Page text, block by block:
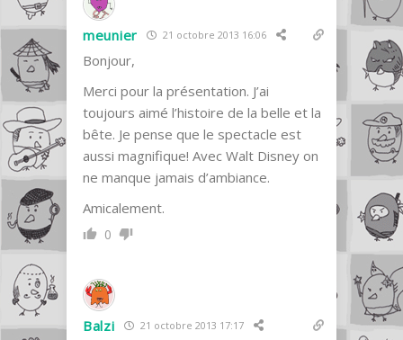
meunier 21 octobre 2013 16:06
Bonjour,
Merci pour la présentation. J’ai
toujours aimé l’histoire de la belle et la
bête. Je pense que le spectacle est
aussi magnifique! Avec Walt Disney on
ne manque jamais d’ambiance.
Amicalement.
0
Balzi 21 octobre 2013 17:17